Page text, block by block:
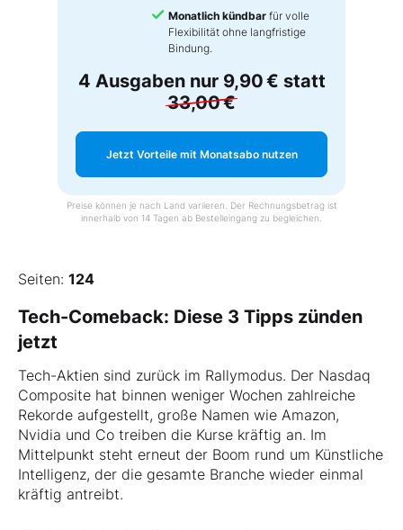
Monatlich kündbar für volle
Flexibilität ohne langfristige
Bindung.
4 Ausgaben nur 9,90 € statt
33,00 €
Jetzt Vorteile mit Monatsabo nutzen
Preise können je nach Land variieren. Der Rechnungsbetrag ist
innerhalb von 14 Tagen ab Bestelleingang zu begleichen.
Seiten: 124
Tech-Comeback: Diese 3 Tipps zünden
jetzt
Tech-Aktien sind zurück im Rallymodus. Der Nasdaq
Composite hat binnen weniger Wochen zahlreiche
Rekorde aufgestellt, große Namen wie Amazon,
Nvidia und Co treiben die Kurse kräftig an. Im
Mittelpunkt steht erneut der Boom rund um Künstliche
Intelligenz, der die gesamte Branche wieder einmal
kräftig antreibt.